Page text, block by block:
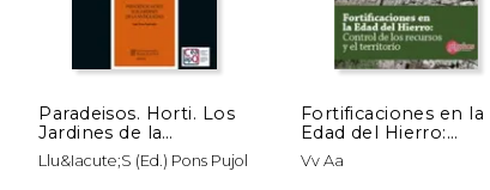
$ 67.21 50%
dcto.
$ 58.43
$ 29.21
50%
Paradeisos. Horti. Los
Jardines de la
Antigüedad
Llu&Iacute;S (Ed.) Pons Pujol
Fortificaciones en la
Edad del Hierro:
Control de los
Recursos y el
Vv Aa